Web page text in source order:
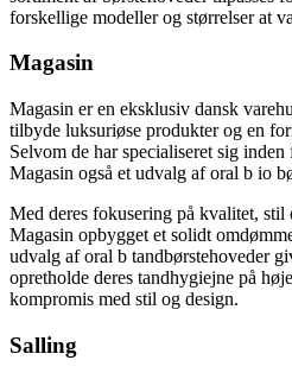
forskellige modeller og størrelser at
Magasin
Magasin er en eksklusiv dansk
tilbyde luksuriøse produkter og en
Selvom de har specialiseret sig
Magasin også et udvalg af oral b io
Med deres fokusering på kvalitet, stil
Magasin opbygget et solidt
udvalg af oral b tandbørstehoveder
opretholde deres tandhygiejne på
kompromis med stil og design.
Salling